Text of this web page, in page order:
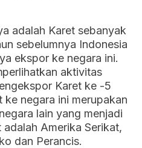
adalah Karet sebanyak
sebelumnya Indonesia
ekspor ke negara ini.
aktivitas
Karet ke -5
ke negara ini merupakan
lain yang menjadi
Amerika Serikat,
dan Perancis.